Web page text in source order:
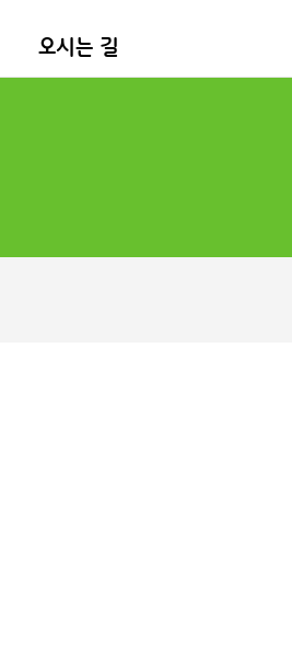
오시는 길